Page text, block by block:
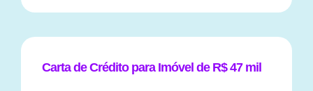
Carta de Crédito para Imóvel de R$ 47 mil